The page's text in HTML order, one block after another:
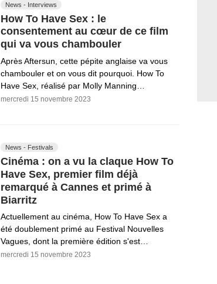
News - Interviews
How To Have Sex : le
consentement au cœur de ce film
qui va vous chambouler
Après Aftersun, cette pépite anglaise va vous
chambouler et on vous dit pourquoi. How To
Have Sex, réalisé par Molly Manning…
mercredi 15 novembre 2023
News - Festivals
Cinéma : on a vu la claque How To
Have Sex, premier film déjà
remarqué à Cannes et primé à
Biarritz
Actuellement au cinéma, How To Have Sex a
été doublement primé au Festival Nouvelles
Vagues, dont la première édition s'est…
mercredi 15 novembre 2023